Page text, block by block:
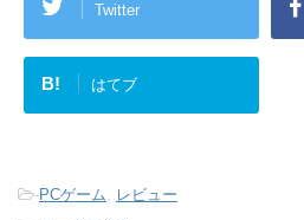
Twitter
B! はてブ
-PCゲーム
レビュー